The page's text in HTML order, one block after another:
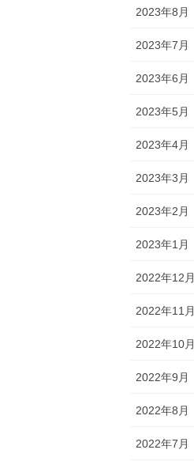
2023年8月
2023年7月
2023年6月
2023年5月
2023年4月
2023年3月
2023年2月
2023年1月
2022年12月
2022年11月
2022年10月
2022年9月
2022年8月
2022年7月